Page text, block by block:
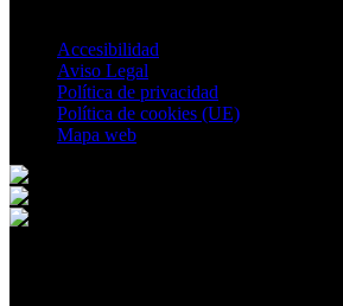
Accesibilidad
Aviso Legal
Política de privacidad
Política de cookies (UE)
Mapa web